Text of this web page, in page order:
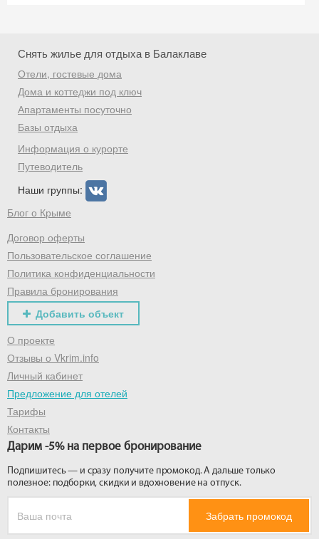
Снять жилье для отдыха в Балаклаве
Отели, гостевые дома
Дома и коттеджи под ключ
Апартаменты посуточно
Базы отдыха
Информация о курорте
Путеводитель
Наши группы:
Блог о Крыме
Договор оферты
Пользовательское соглашение
Политика конфиденциальности
Правила бронирования
Добавить объект
О проекте
Отзывы о Vkrim.info
Личный кабинет
Предложение для отелей
Тарифы
Контакты
Дарим -5% на первое бронирование
Подпишитесь — и сразу получите промокод. А дальше только
полезное: подборки, скидки и вдохновение на отпуск.
Забрать промокод
Получить промокод